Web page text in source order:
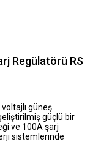
Regülatörü RS
güneş
güçlü bir
ve 100A şarj
sistemlerinde